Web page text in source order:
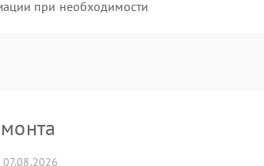
при необходимости